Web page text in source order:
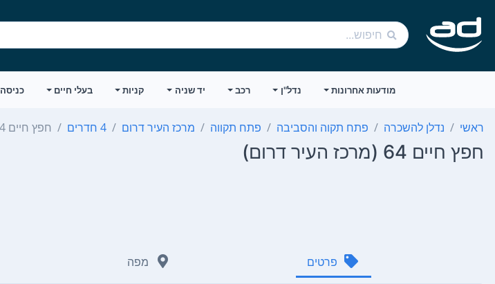
מודעות אחרונות נדל"ן רכב יד שניה קניות בעלי חיים כניסה
ראשי נדלן להשכרה פתח תקוה והסביבה פתח תקווה מרכז העיר דרום 4 חדרים חפץ חיים 64
חפץ חיים 64 (מרכז העיר דרום)
פרטים מפה